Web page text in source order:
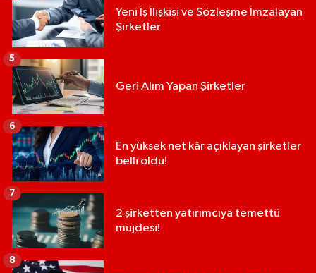
Yeni İş İlişkisi ve Sözleşme İmzalayan
Şirketler
Geri Alım Yapan Şirketler
5
En yüksek net kâr açıklayan şirketler
belli oldu!
6
2 şirketten yatırımcıya temettü
müjdesi!
7
8